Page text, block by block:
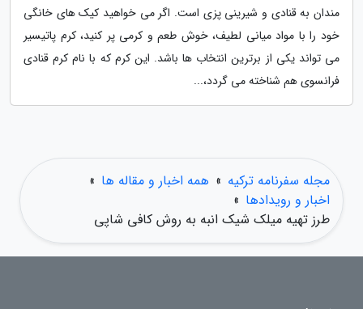
مندان به قنادی و شیرینی پزی است. اگر می خواهید کیک های خانگی
خود را با مواد میانی لطیف، خوش طعم و کرمی پر کنید، کرم پاتیسیر
می تواند یکی از برترین انتخاب ها باشد. این کرم که با نام کرم قنادی
فرانسوی هم شناخته می گردد،...
مجله سفرنامه ترکیه » همه اخبار و مقاله ها »
اخبار و رویدادها »
طرز تهیه میلک شیک انبه به روش کافی شاپی